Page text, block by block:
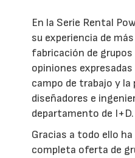
En la Serie Rental
su experiencia de
fabricación de
opiniones
campo de trabajo y la
diseñadores e
departamento de I+D.
Gracias a todo ello
completa oferta de